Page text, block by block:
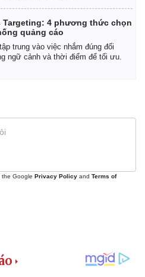
Targeting: 4 phương thức chọn
quảng cáo
trung vào việc nhắm đúng đối
ngữ cảnh và thời điểm để tối ưu.
the Google Privacy Policy and Terms of